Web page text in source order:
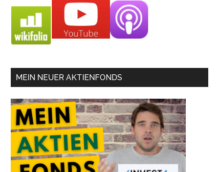
MEIN NEUER AKTIENFONDS